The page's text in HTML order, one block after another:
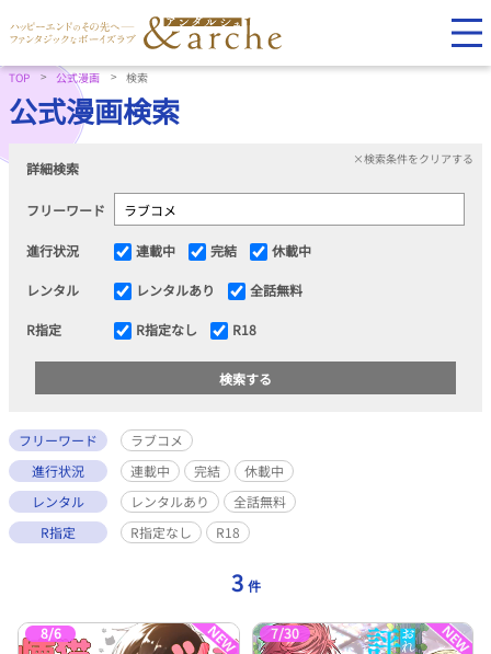
TOP 公式漫画 検索
公式漫画検索
詳細検索
×検索条件をクリアする
フリーワード
進行状況 連載中 完結 休載中
レンタル レンタルあり 全話無料
R指定 R指定なし R18
フリーワード
ラブコメ
進行状況
連載中 完結
休載中
レンタル
レンタルあり
全話無料
R指定
R指定なし R18
3 件
8/6 7/30